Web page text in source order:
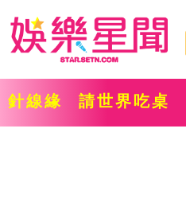
針線緣 請世界吃桌